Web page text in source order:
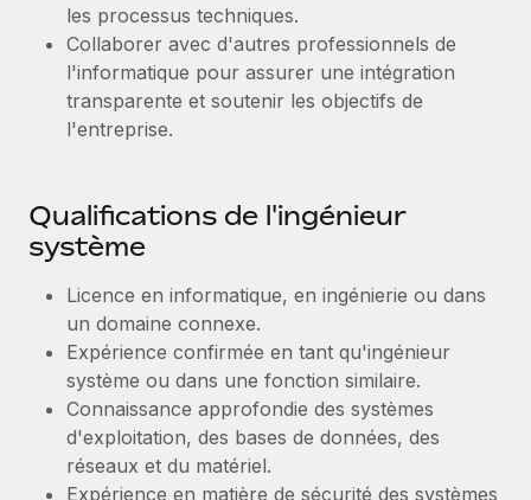
les processus techniques.
Collaborer avec d'autres professionnels de
l'informatique pour assurer une intégration
transparente et soutenir les objectifs de
l'entreprise.
Qualifications de l'ingénieur
système
Licence en informatique, en ingénierie ou dans
un domaine connexe.
Expérience confirmée en tant qu'ingénieur
système ou dans une fonction similaire.
Connaissance approfondie des systèmes
d'exploitation, des bases de données, des
réseaux et du matériel.
Expérience en matière de sécurité des systèmes